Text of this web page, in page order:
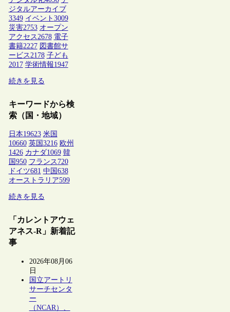
ジタルアーカイブ
3349 イベント 3009
災害2753 オープン
アクセス 2678 電子
書籍2227 図書館サ
ービス 2178 子ども
2017 学術情報1947
続きを見る
キーワードから検
索（国・地域）
日本19623 米国
10660 英国 3216 欧州
1426 カナダ1069 韓
国 950 フランス 720
ドイツ681 中国 638
オーストラリア599
続きを見る
「カレントアウェ
アネス-R」新着記
事
2026年08月06
日
国立アートリ
サーチセンタ
ー
（NCAR）、